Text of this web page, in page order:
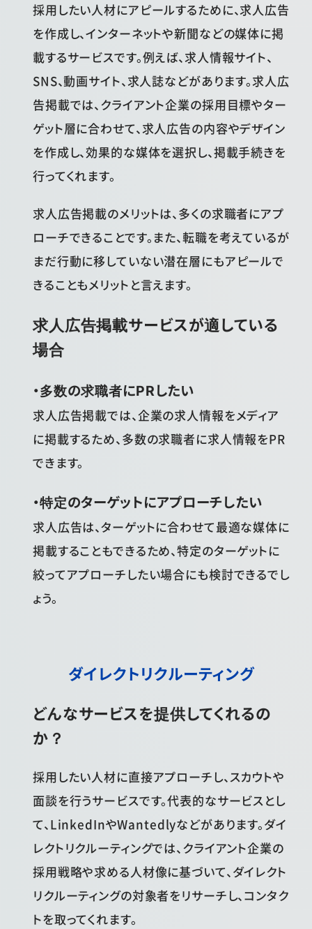
採用したい人材にアピールするために、求人広告
を作成し、インターネットや新聞などの媒体に掲
載するサービスです。例えば、求人情報サイト、
SNS、動画サイト、求人誌などがあります。求人広
告掲載では、クライアント企業の採用目標やター
ゲット層に合わせて、求人広告の内容やデザイン
を作成し、効果的な媒体を選択し、掲載手続きを
行ってくれます。
求人広告掲載のメリットは、多くの求職者にアプ
ローチできることです。また、転職を考えているが
まだ行動に移していない潜在層にもアピールで
きることもメリットと言えます。
求人広告掲載サービスが適している
場合
・多数の求職者にPRしたい
求人広告掲載では、企業の求人情報をメディア
に掲載するため、多数の求職者に求人情報をPR
できます。
・特定のターゲットにアプローチしたい
求人広告は、ターゲットに合わせて最適な媒体に
掲載することもできるため、特定のターゲットに
絞ってアプローチしたい場合にも検討できるでし
ょう。
ダイレクトリクルーティング
どんなサービスを提供してくれるの
か？
採用したい人材に直接アプローチし、スカウトや
面談を行うサービスです。代表的なサービスとし
て、LinkedInやWantedlyなどがあります。ダイ
レクトリクルーティングでは、クライアント企業の
採用戦略や求める人材像に基づいて、ダイレクト
リクルーティングの対象者をリサーチし、コンタク
トを取ってくれます。